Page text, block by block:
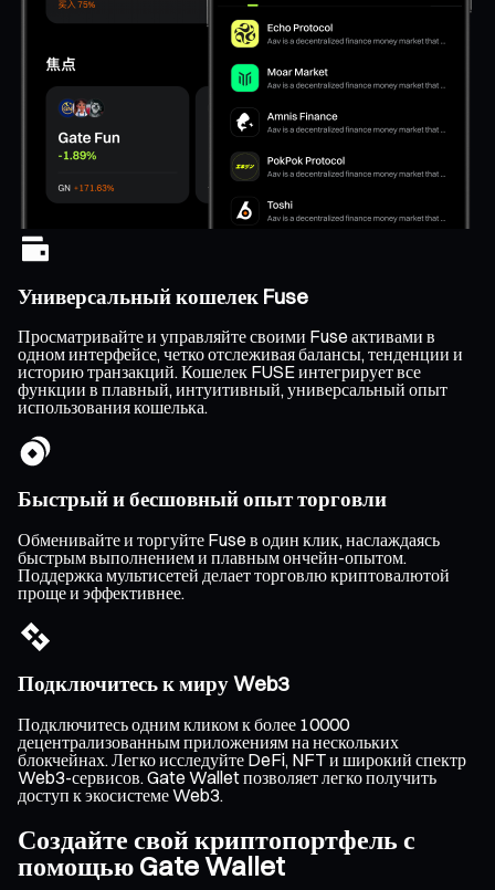
Универсальный кошелек Fuse
Просматривайте и управляйте своими Fuse активами в
одном интерфейсе, четко отслеживая балансы, тенденции и
историю транзакций. Кошелек FUSE интегрирует все
функции в плавный, интуитивный, универсальный опыт
использования кошелька.
Быстрый и бесшовный опыт торговли
Обменивайте и торгуйте Fuse в один клик, наслаждаясь
быстрым выполнением и плавным ончейн-опытом.
Поддержка мультисетей делает торговлю криптовалютой
проще и эффективнее.
Подключитесь к миру Web3
Подключитесь одним кликом к более 10000
децентрализованным приложениям на нескольких
блокчейнах. Легко исследуйте DeFi, NFT и широкий спектр
Web3-сервисов. Gate Wallet позволяет легко получить
доступ к экосистеме Web3.
Создайте свой криптопортфель с
помощью Gate Wallet